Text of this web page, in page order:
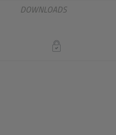
DOWNLOADS
LOGIN